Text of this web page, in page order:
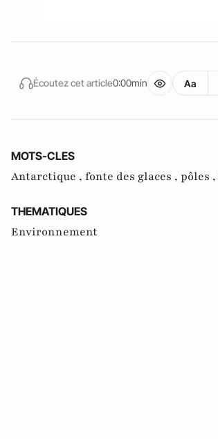
Écoutez cet article0:00min Aa
MOTS-CLES
Antarctique , fonte des glaces , pôles ,
THEMATIQUES
Environnement